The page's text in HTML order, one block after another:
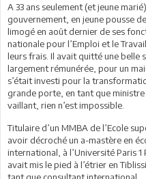
A 33 ans seulement (et jeune
gouvernement, en jeune pousse
limogé en août dernier de ses
nationale pour l’Emploi et le
leurs frais. Il avait quitté une belle
largement rémunérée, pour un
s’était investi pour la
grande porte, en tant que
vaillant, rien n’est impossible.
Titulaire d’un MMBA de l’Ecole
avoir décroché un a-mastère en
international, à l’Université Paris
avait mis le pied à l’étrier en